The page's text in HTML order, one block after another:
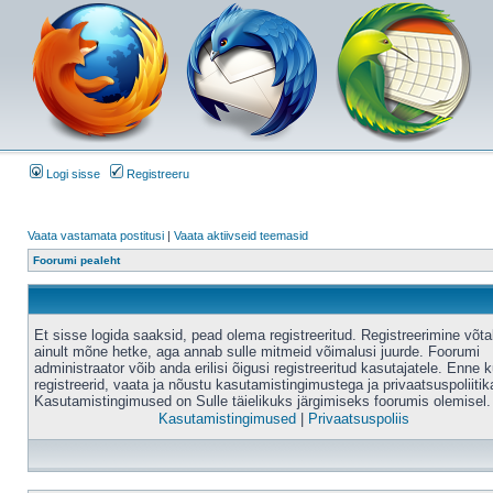
Logi sisse Registreeru
Vaata vastamata postitusi | Vaata aktiivseid teemasid
Foorumi pealeht
Et sisse logida saaksid, pead olema registreeritud. Registreerimine
ainult mõne hetke, aga annab sulle mitmeid võimalusi juurde. Foorumi
administraator võib anda erilisi õigusi registreeritud kasutajatele. Enne
registreerid, vaata ja nõustu kasutamistingimustega ja
Kasutamistingimused on Sulle täielikuks järgimiseks foorumis olemisel.
Kasutamistingimused
Privaatsuspoliis